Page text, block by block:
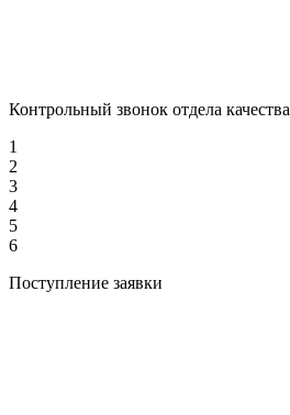
Контрольный звонок отдела качества
1
2
3
4
5
6
Поступление заявки